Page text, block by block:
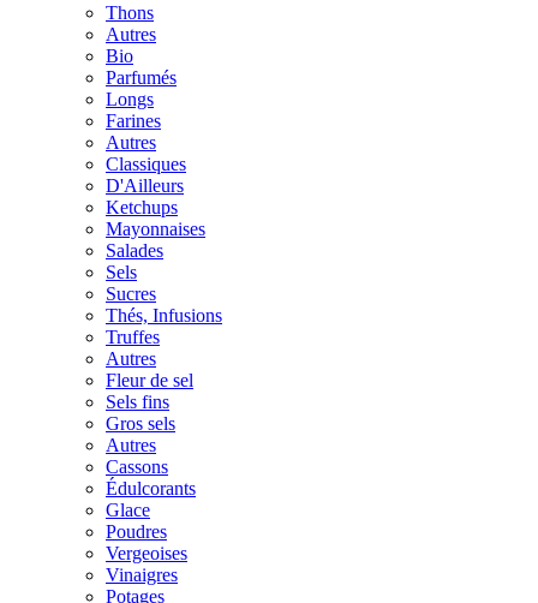
Thons
Autres
Bio
Parfumés
Longs
Farines
Autres
Classiques
D'Ailleurs
Ketchups
Mayonnaises
Salades
Sels
Sucres
Thés, Infusions
Truffes
Autres
Fleur de sel
Sels fins
Gros sels
Autres
Cassons
Édulcorants
Glace
Poudres
Vergeoises
Vinaigres
Potages